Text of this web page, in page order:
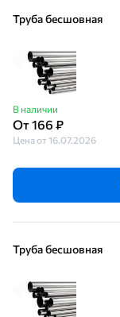
Труба бесшовная
В наличии
От 166 ₽
Цена от 16.07.2026
Труба бесшовная